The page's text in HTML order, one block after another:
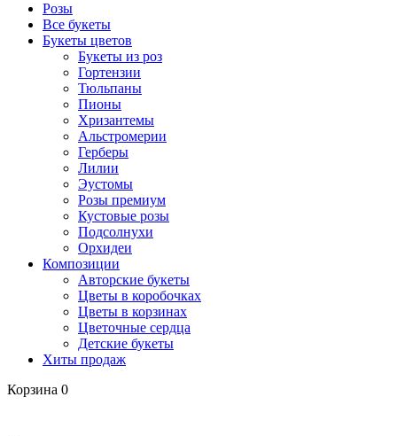
Розы
Все букеты
Букеты цветов
Букеты из роз
Гортензии
Тюльпаны
Пионы
Хризантемы
Альстромерии
Герберы
Лилии
Эустомы
Розы премиум
Кустовые розы
Подсолнухи
Орхидеи
Композиции
Авторские букеты
Цветы в коробочках
Цветы в корзинах
Цветочные сердца
Детские букеты
Хиты продаж
Корзина 0